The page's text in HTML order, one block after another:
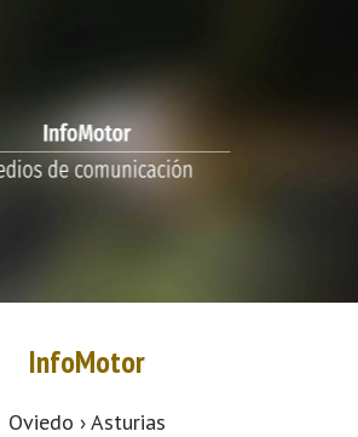
InfoMotor
Oviedo › Asturias